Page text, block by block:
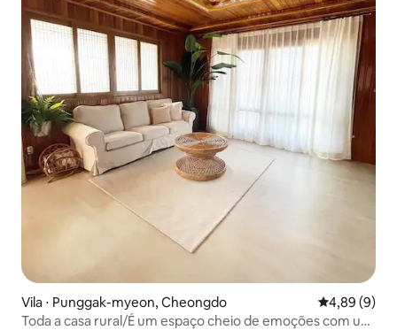
Vila ⋅ Punggak-myeon, Cheongdo 4,89 de uma
4,89 (9)
Toda a casa rural/É um espaço cheio de emoções com um